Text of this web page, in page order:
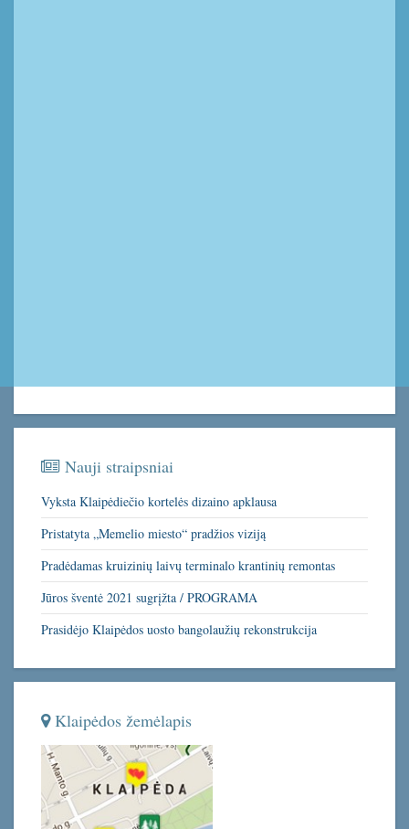
Nauji straipsniai
Vyksta Klaipėdiečio kortelės dizaino apklausa
Pristatyta „Memelio miesto“ pradžios viziją
Pradėdamas kruizinių laivų terminalo krantinių remontas
Jūros šventė 2021 sugrįžta / PROGRAMA
Prasidėjo Klaipėdos uosto bangolaužių rekonstrukcija
Klaipėdos žemėlapis